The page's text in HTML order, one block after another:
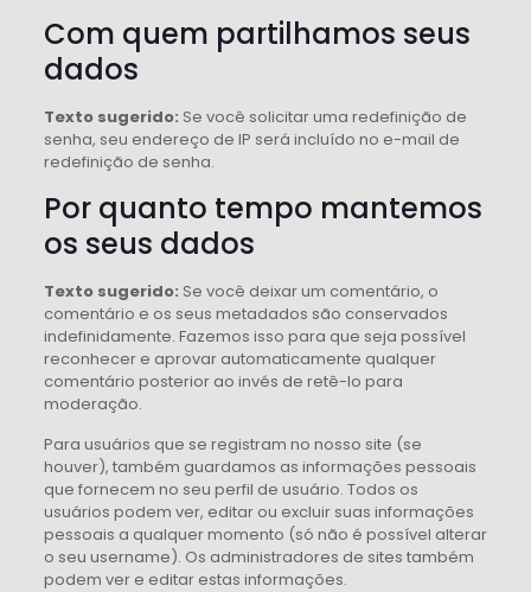
Com quem partilhamos seus
dados
Texto sugerido: Se você solicitar uma redefinição de
senha, seu endereço de IP será incluído no e-mail de
redefinição de senha.
Por quanto tempo mantemos
os seus dados
Texto sugerido: Se você deixar um comentário, o
comentário e os seus metadados são conservados
indefinidamente. Fazemos isso para que seja possível
reconhecer e aprovar automaticamente qualquer
comentário posterior ao invés de retê-lo para
moderação.
Para usuários que se registram no nosso site (se
houver), também guardamos as informações pessoais
que fornecem no seu perfil de usuário. Todos os
usuários podem ver, editar ou excluir suas informações
pessoais a qualquer momento (só não é possível alterar
o seu username). Os administradores de sites também
podem ver e editar estas informações.